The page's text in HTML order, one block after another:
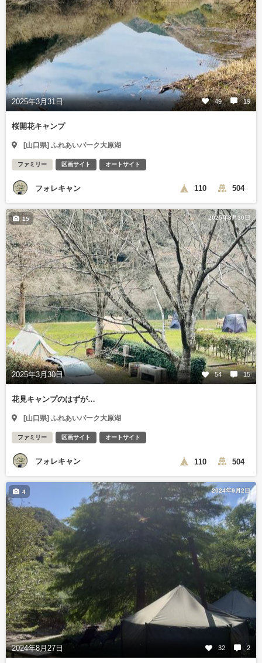
2025年3月31日 49 19
桜開花キャンプ
[山口県] ふれあいパーク大原湖
ファミリー 区画サイト オートサイト
フォレキャン 110 504
2025年3月30日
2025年3月30日 54 15
15
花見キャンプのはずが…
[山口県] ふれあいパーク大原湖
ファミリー 区画サイト オートサイト
フォレキャン 110 504
2024年9月2日
2024年8月27日 32 2
4